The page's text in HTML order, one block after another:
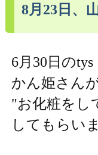
8月23日、
6月30日の
かん姫さん
"お化粧をし
してもらい